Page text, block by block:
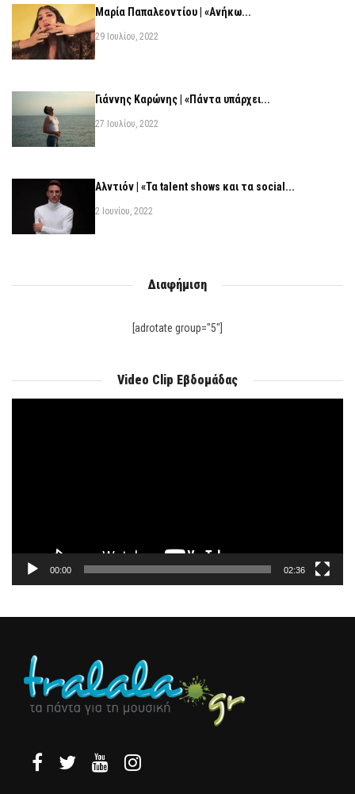
Μαρία Παπαλεοντίου | «Ανήκω...
29 Ιουλίου, 2022
Γιάννης Καρώνης | «Πάντα υπάρχει...
27 Ιουλίου, 2022
Αλντιόν | «Τα talent shows και τα social...
2 Ιουνίου, 2022
Διαφήμιση
[adrotate group="5"]
Video Clip Εβδομάδας
00:00 02:36